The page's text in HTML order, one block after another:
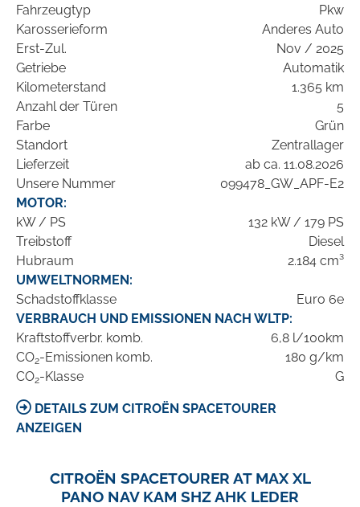
Fahrzeugtyp
Pkw
Karosserieform
Anderes Auto
Erst-Zul.
Nov / 2025
Getriebe
Automatik
Kilometerstand
1.365 km
Anzahl der Türen
5
Farbe
Grün
Standort
Zentrallager
Lieferzeit
ab ca. 11.08.2026
Unsere Nummer
099478_GW_APF-E2
MOTOR:
kW / PS
132 kW / 179 PS
Treibstoff
Diesel
Hubraum
2.184 cm³
UMWELTNORMEN:
Schadstoffklasse
Euro 6e
VERBRAUCH UND EMISSIONEN NACH WLTP:
Kraftstoffverbr. komb.
6,8 l/100km
CO2-Emissionen komb.
180 g/km
CO2-Klasse G
DETAILS ZUM CITROËN SPACETOURER
ANZEIGEN
CITROËN SPACETOURER AT MAX XL
PANO NAV KAM SHZ AHK LEDER